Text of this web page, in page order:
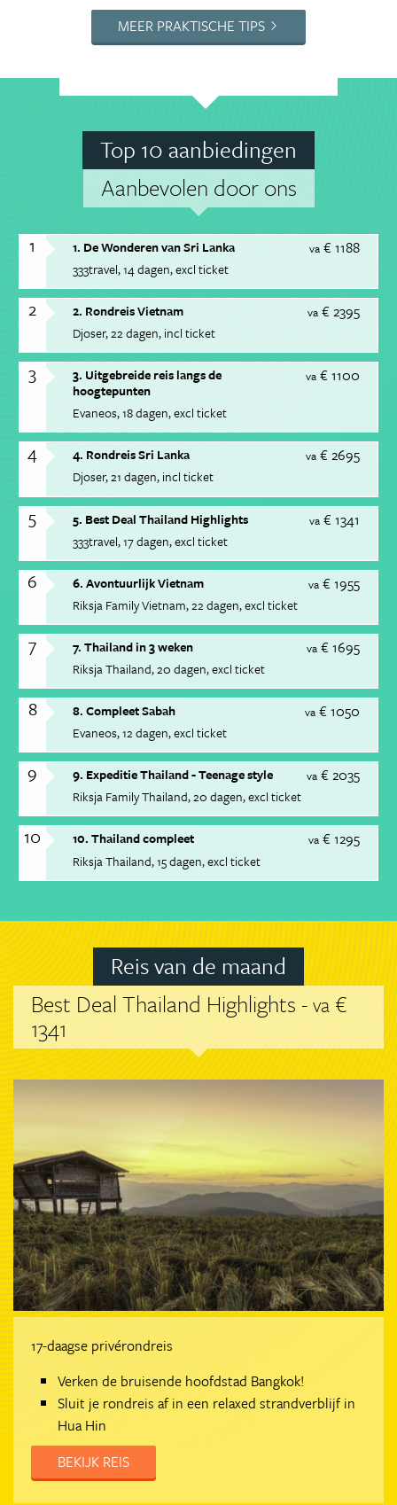
MEER PRAKTISCHE TIPS
Top 10 aanbiedingen
Aanbevolen door ons
1 va € 1188
1. De Wonderen van Sri Lanka
333travel 14 dagen excl ticket
2 va € 2395
2. Rondreis Vietnam
Djoser 22 dagen incl ticket
3 va € 1100
3. Uitgebreide reis langs de
hoogtepunten
Evaneos 18 dagen excl ticket
4 va € 2695
4. Rondreis Sri Lanka
Djoser 21 dagen incl ticket
5 va € 1341
5. Best Deal Thailand Highlights
333travel 17 dagen excl ticket
6 va € 1955
6. Avontuurlijk Vietnam
Riksja Family Vietnam 22 dagen excl ticket
7 va € 1695
7. Thailand in 3 weken
Riksja Thailand 20 dagen excl ticket
8 va € 1050
8. Compleet Sabah
Evaneos 12 dagen excl ticket
9 va € 2035
9. Expeditie Thailand - Teenage style
Riksja Family Thailand 20 dagen excl ticket
10 va € 1295
10. Thailand compleet
Riksja Thailand 15 dagen excl ticket
Reis van de maand
Best Deal Thailand Highlights -va €
1341
17-daagse privérondreis
Verken de bruisende hoofdstad Bangkok!
Sluit je rondreis af in een relaxed strandverblijf in
Hua Hin
BEKIJK REIS